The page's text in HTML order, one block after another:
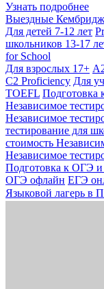
Узнать подробнее
Выездные
Для детей 7-12 лет
школьников 13-17
for School
Для взрослых 17+
C2 Proficiency Для
TOEFL Подготовка
Независимое
Независимое
тестирование для
стоимость
Независимое
Подготовка к ОГЭ
ОГЭ офлайн ЕГЭ
Языковой лагерь в